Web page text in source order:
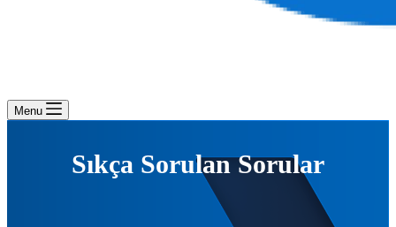
Menu
Sıkça Sorulan Sorular